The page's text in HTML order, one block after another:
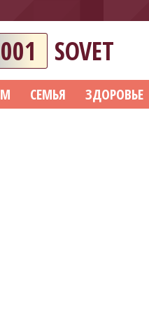
SOVET
СЕМЬЯ ЗДОРОВЬЕ